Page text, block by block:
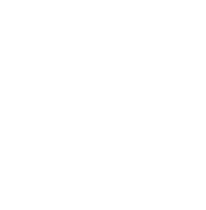
りません。
未対応品が
月12日よ